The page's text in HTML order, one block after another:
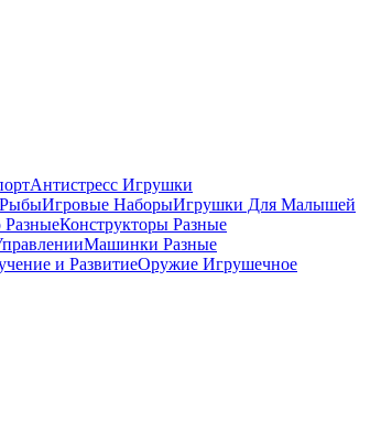
Антистресс Игрушки
Игровые НаборыИгрушки Для Малышей
РазныеКонструкторы Разные
Машинки Разные
и РазвитиеОружие Игрушечное